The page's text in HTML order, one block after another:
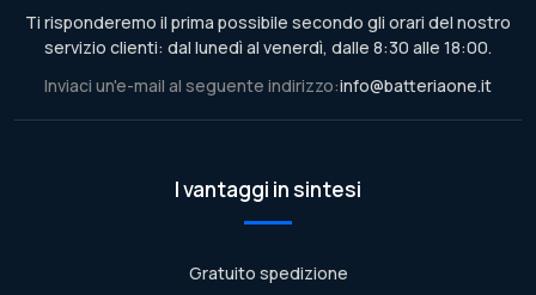
Ti risponderemo il prima possibile secondo gli orari del nostro
servizio clienti: dal lunedì al venerdì, dalle 8:30 alle 18:00.
Inviaci un'e-mail al seguente indirizzo:info@batteriaone.it
I vantaggi in sintesi
Gratuito spedizione